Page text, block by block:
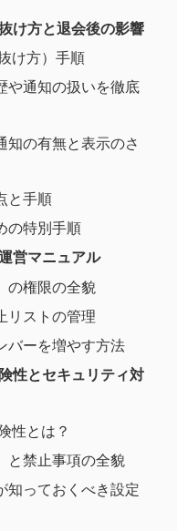
け方と退会後の影響
け方）手順
や通知の扱いを徹底
知の有無と表示のさ
と手順
の特別手順
営マニュアル
の権限の全貌
リストの管理
バーを増やす方法
性とセキュリティ対
性とは？
と禁止事項の全貌
知っておくべき設定